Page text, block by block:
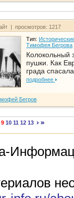
| просмотров: 1217
Тип:
Тимофея Бегрова
Колокольный
пушки. Как
града
подробнее
Бегров
9 10 11 12 13